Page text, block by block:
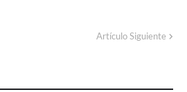
Artículo Siguiente